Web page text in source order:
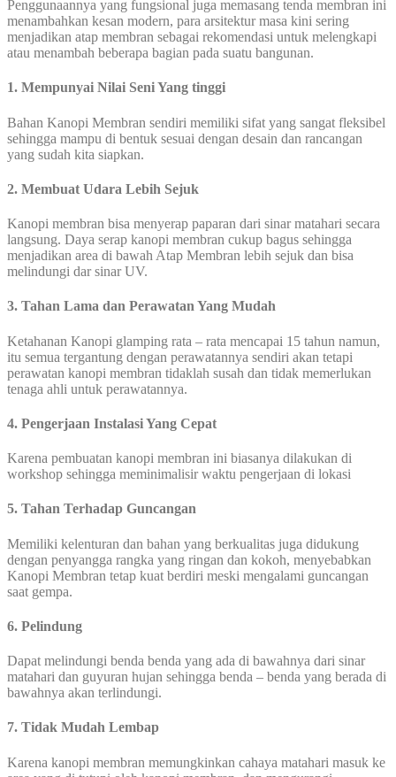
Penggunaannya yang fungsional juga memasang tenda membran ini
menambahkan kesan modern, para arsitektur masa kini sering
menjadikan atap membran sebagai rekomendasi untuk melengkapi
atau menambah beberapa bagian pada suatu bangunan.
1. Mempunyai Nilai Seni Yang tinggi
Bahan Kanopi Membran sendiri memiliki sifat yang sangat fleksibel
sehingga mampu di bentuk sesuai dengan desain dan rancangan
yang sudah kita siapkan.
2. Membuat Udara Lebih Sejuk
Kanopi membran bisa menyerap paparan dari sinar matahari secara
langsung. Daya serap kanopi membran cukup bagus sehingga
menjadikan area di bawah Atap Membran lebih sejuk dan bisa
melindungi dar sinar UV.
3. Tahan Lama dan Perawatan Yang Mudah
Ketahanan Kanopi glamping rata – rata mencapai 15 tahun namun,
itu semua tergantung dengan perawatannya sendiri akan tetapi
perawatan kanopi membran tidaklah susah dan tidak memerlukan
tenaga ahli untuk perawatannya.
4. Pengerjaan Instalasi Yang Cepat
Karena pembuatan kanopi membran ini biasanya dilakukan di
workshop sehingga meminimalisir waktu pengerjaan di lokasi
5. Tahan Terhadap Guncangan
Memiliki kelenturan dan bahan yang berkualitas juga didukung
dengan penyangga rangka yang ringan dan kokoh, menyebabkan
Kanopi Membran tetap kuat berdiri meski mengalami guncangan
saat gempa.
6. Pelindung
Dapat melindungi benda benda yang ada di bawahnya dari sinar
matahari dan guyuran hujan sehingga benda – benda yang berada di
bawahnya akan terlindungi.
7. Tidak Mudah Lembap
Karena kanopi membran memungkinkan cahaya matahari masuk ke